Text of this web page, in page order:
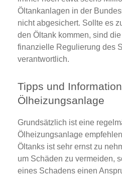
Öltankanlagen in der
nicht abgesichert. Sollte es
den Öltank kommen, sind
finanzielle Regulierung des
verantwortlich.
Tipps und
Ölheizungsanlage
Grundsätzlich ist eine
Ölheizungsanlage
Öltanks ist sehr ernst zu
um Schäden zu vermeiden,
eines Schadens einen